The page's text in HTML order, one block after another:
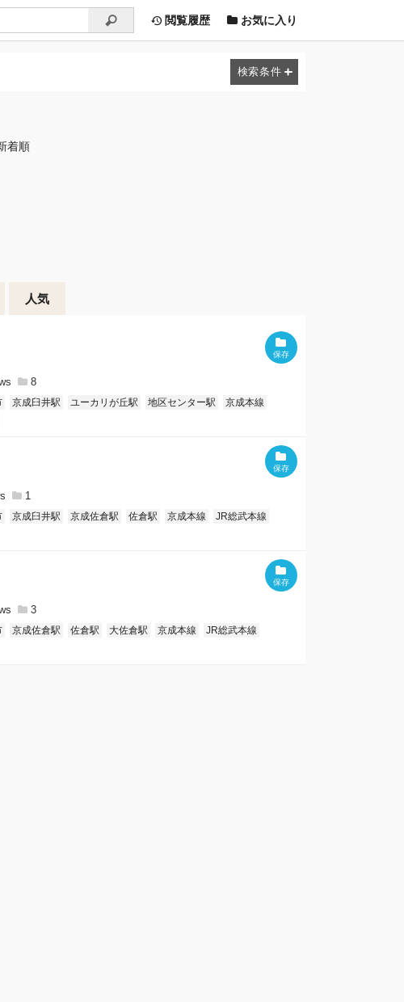
閲覧履歴 お気に入り
着順
人気
8
京成臼井駅 ユーカリが丘駅 地区センター駅
京成本線
1
京成臼井駅 京成佐倉駅 佐倉駅 京成本線
JR総武本線
3
京成佐倉駅 佐倉駅 大佐倉駅 京成本線
JR総武本線